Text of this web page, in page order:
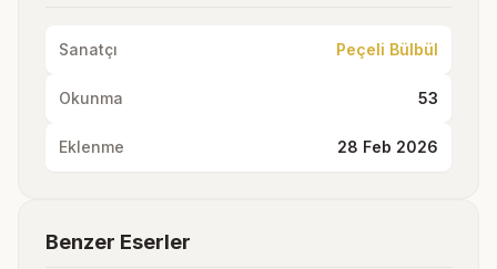
Sanatçı Peçeli Bülbül
Okunma 53
Eklenme 28 Feb 2026
Benzer Eserler